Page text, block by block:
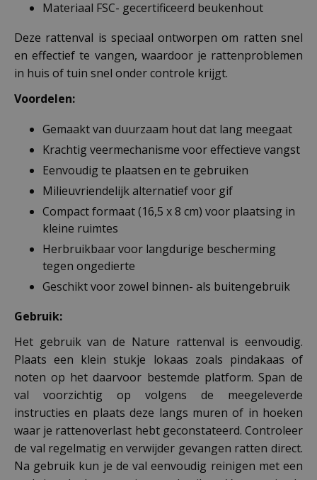
Materiaal FSC- gecertificeerd beukenhout
Deze rattenval is speciaal ontworpen om ratten snel
en effectief te vangen, waardoor je rattenproblemen
in huis of tuin snel onder controle krijgt.
Voordelen:
Gemaakt van duurzaam hout dat lang meegaat
Krachtig veermechanisme voor effectieve vangst
Eenvoudig te plaatsen en te gebruiken
Milieuvriendelijk alternatief voor gif
Compact formaat (16,5 x 8 cm) voor plaatsing in
kleine ruimtes
Herbruikbaar voor langdurige bescherming
tegen ongedierte
Geschikt voor zowel binnen- als buitengebruik
Gebruik:
Het gebruik van de Nature rattenval is eenvoudig.
Plaats een klein stukje lokaas zoals pindakaas of
noten op het daarvoor bestemde platform. Span de
val voorzichtig op volgens de meegeleverde
instructies en plaats deze langs muren of in hoeken
waar je rattenoverlast hebt geconstateerd. Controleer
de val regelmatig en verwijder gevangen ratten direct.
Na gebruik kun je de val eenvoudig reinigen met een